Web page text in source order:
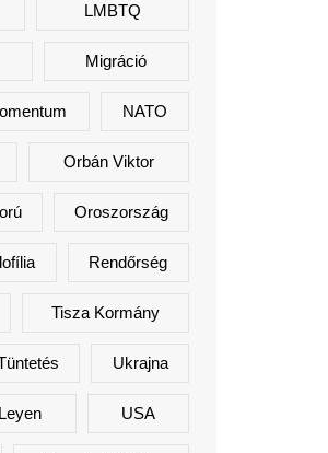
LMBTQ
Migráció
NATO
Orbán Viktor
Oroszország
Rendőrség
Tisza Kormány
Ukrajna
USA